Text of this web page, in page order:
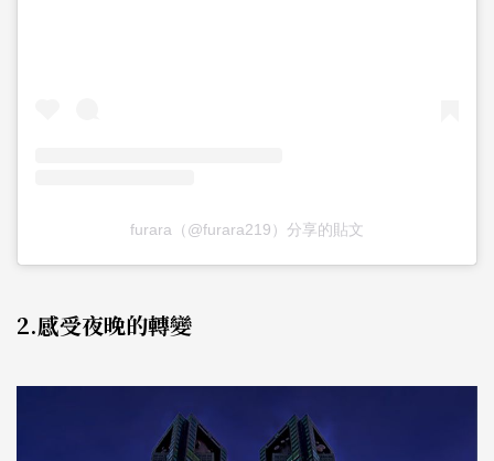
furara（@furara219）分享的貼文
2.感受夜晚的轉變